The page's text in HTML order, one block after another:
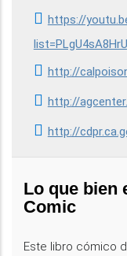
https://
http://
http://
http://
Lo que bien
Comic
Este libro cómico